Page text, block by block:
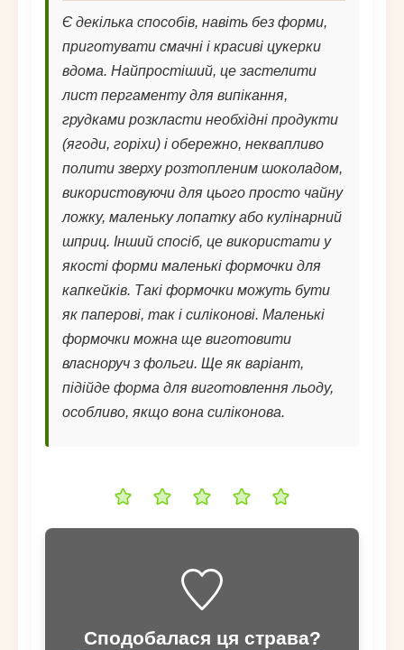
Є декілька способів, навіть без форми,
приготувати смачні і красиві цукерки
вдома. Найпростіший, це застелити
лист пергаменту для випікання,
грудками розкласти необхідні продукти
(ягоди, горіхи) і обережно, неквапливо
полити зверху розтопленим шоколадом,
використовуючи для цього просто чайну
ложку, маленьку лопатку або кулінарний
шприц. Інший спосіб, це використати у
якості форми маленькі формочки для
капкейків. Такі формочки можуть бути
як паперові, так і силіконові. Маленькі
формочки можна ще виготовити
власноруч з фольги. Ще як варіант,
підійде форма для виготовлення льоду,
особливо, якщо вона силіконова.
Сподобалася ця страва?